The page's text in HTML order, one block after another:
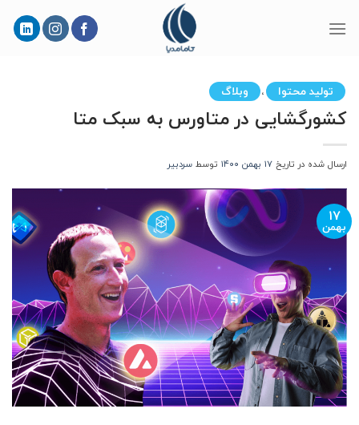
تولید محتوا ، وبلاگ
کشورگشایی در متاورس به سبک متا
ارسال شده در تاریخ ۱۷ بهمن ۱۴۰۰ توسط سردبیر
۱۷
بهمن